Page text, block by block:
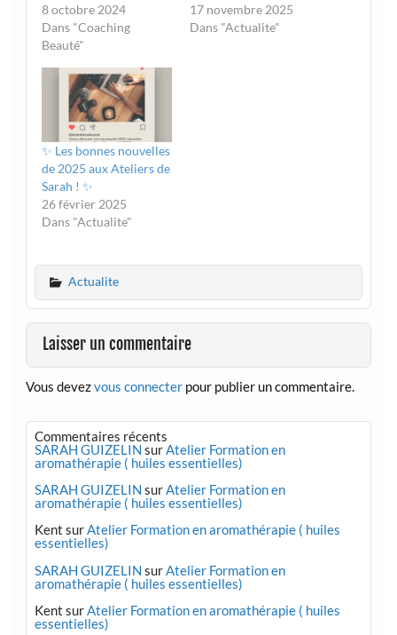
8 octobre 2024
Dans "Coaching
Beauté"
17 novembre 2025
Dans "Actualite"
✨ Les bonnes nouvelles
de 2025 aux Ateliers de
Sarah ! ✨
26 février 2025
Dans "Actualite"
Actualite
Laisser un commentaire
Vous devezvous connecterpour publier un commentaire.
Commentaires récents
SARAH GUIZELIN surAtelier Formation en
aromathérapie ( huiles essentielles)
SARAH GUIZELIN surAtelier Formation en
aromathérapie ( huiles essentielles)
Kent surAtelier Formation en aromathérapie ( huiles
essentielles)
SARAH GUIZELIN sur Atelier Formation en
aromathérapie ( huiles essentielles)
Kent surAtelier Formation en aromathérapie ( huiles
essentielles)